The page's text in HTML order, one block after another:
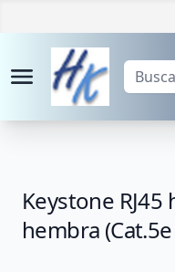
Keystone RJ45
hembra (Cat.5e